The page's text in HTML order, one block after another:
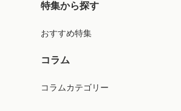
特集から探す
おすすめ特集
コラム
コラムカテゴリー